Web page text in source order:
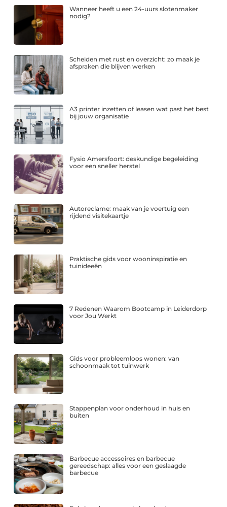
Wanneer heeft u een 24-uurs slotenmaker
nodig?
Scheiden met rust en overzicht: zo maak je
afspraken die blijven werken
A3 printer inzetten of leasen wat past het best
bij jouw organisatie
Fysio Amersfoort: deskundige begeleiding
voor een sneller herstel
Autoreclame: maak van je voertuig een
rijdend visitekaartje
Praktische gids voor wooninspiratie en
tuinideeën
7 Redenen Waarom Bootcamp in Leiderdorp
voor Jou Werkt
Gids voor probleemloos wonen: van
schoonmaak tot tuinwerk
Stappenplan voor onderhoud in huis en
buiten
Barbecue accessoires en barbecue
gereedschap: alles voor een geslaagde
barbecue